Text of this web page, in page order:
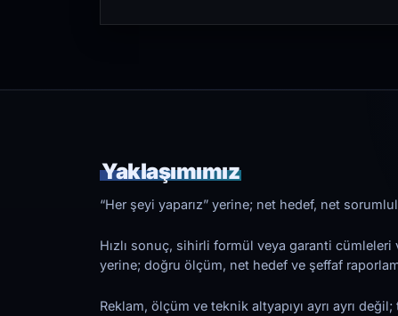
Yaklaşımımız
“Her şeyi yaparız” yerine; net hedef, net
Hızlı sonuç, sihirli formül veya garanti
yerine; doğru ölçüm, net hedef ve şeffaf
Reklam, ölçüm ve teknik altyapıyı ayrı ayrı